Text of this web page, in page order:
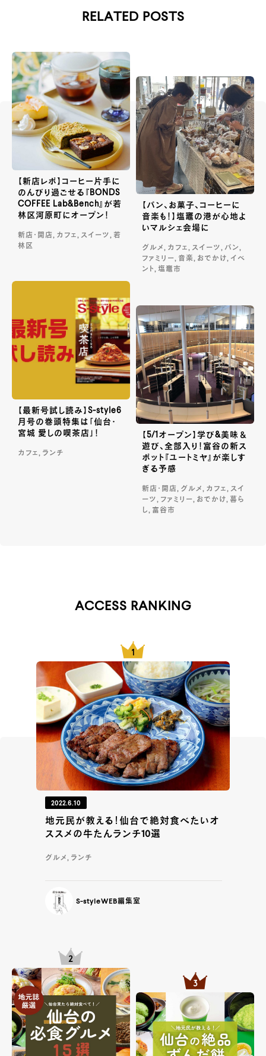
RELATED POSTS
【新店レポ】コーヒー片手に
のんびり過ごせる『BONDS
COFFEE Lab&Bench』が若
林区河原町にオープン！
新店・開店, カフェ, スイーツ, 若
林区
【パン、お菓子、コーヒーに
音楽も！】塩竈の港が心地よ
いマルシェ会場に
グルメ, カフェ, スイーツ, パン,
ファミリー, 音楽, おでかけ, イベ
ント, 塩竈市
【最新号試し読み】S-style6
月号の巻頭特集は「仙台・
宮城 愛しの喫茶店」！
カフェ, ランチ
【5/1オープン】学び&美味＆
遊び、全部入り！富谷の新ス
ポット『ユートミヤ』が楽しす
ぎる予感
新店・開店, グルメ, カフェ, スイ
ーツ, ファミリー, おでかけ, 暮ら
し, 富谷市
ACCESS RANKING
2022.6.10
地元民が教える！仙台で絶対食べたいオ
ススメの牛たんランチ10選
グルメ, ランチ
S-styleWEB編集室